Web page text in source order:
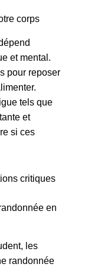
corps
et mental.
pour reposer
tels que
et
si ces
critiques
en
les
randonnée